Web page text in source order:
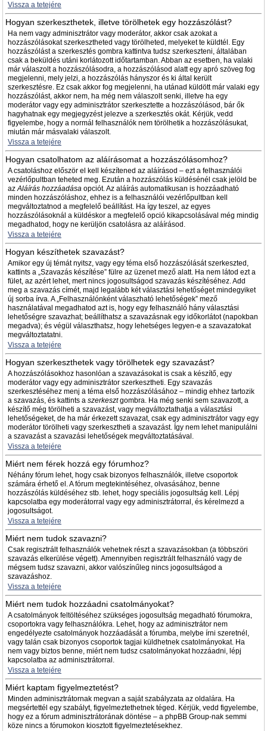
Vissza a tetejére
Hogyan szerkeszthetek, illetve törölhetek egy hozzászólást?
Ha nem vagy adminisztrátor vagy moderátor, akkor csak azokat a
hozzászólásokat szerkesztheted vagy törölheted, melyeket te küldtél. Egy
hozzászólást a szerkesztés gombra kattintva tudsz szerkeszteni, általában
csak a beküldés utáni korlátozott időtartamban. Abban az esetben, ha valaki
már válaszolt a hozzászólásodra, a hozzászólásod alatt egy apró szöveg fog
megjelenni, mely jelzi, a hozzászólás hányszor és ki által került
szerkesztésre. Ez csak akkor fog megjelenni, ha utánad küldött már valaki egy
hozzászólást, akkor nem, ha még nem válaszolt senki, illetve ha egy
moderátor vagy egy adminisztrátor szerkesztette a hozzászólásod, bár ők
hagyhatnak egy megjegyzést jelezve a szerkesztés okát. Kérjük, vedd
figyelembe, hogy a normál felhasználók nem törölhetik a hozzászólásukat,
miután már másvalaki válaszolt.
Vissza a tetejére
Hogyan csatolhatom az aláírásomat a hozzászólásomhoz?
A csatoláshoz először el kell készítened az aláírásod – ezt a felhasználói
vezérlőpultban teheted meg. Ezután a hozzászólás küldésénél csak jelöld be
azAláírás hozzáadása opciót. Az aláírás automatikusan is hozzáadható
minden hozzászóláshoz, ehhez is a felhasználói vezérlőpultban kell
megváltoztatnod a megfelelő beállítást. Ha így teszel, az egyes
hozzászólásoknál a küldéskor a megfelelő opció kikapcsolásával még mindig
megadhatod, hogy ne kerüljön csatolásra az aláírásod.
Vissza a tetejére
Hogyan készíthetek szavazást?
Amikor egy új témát nyitsz, vagy egy téma első hozzászólását szerkeszted,
kattints a „Szavazás készítése” fülre az üzenet mező alatt. Ha nem látod ezt a
fület, az azért lehet, mert nincs jogosultságod szavazás készítéséhez. Add
meg a szavazás címét, majd legalább két választási lehetőséget mindegyiket
új sorba írva. A „Felhasználónként válaszható lehetőségek” mező
használatával megadhatod azt is, hogy egy felhasználó hány választási
lehetőségre szavazhat; beállíthatsz a szavazásnak egy időkorlátot (napokban
megadva); és végül választhatsz, hogy lehetséges legyen-e a szavazatokat
megváltoztatatni.
Vissza a tetejére
Hogyan szerkeszthetek vagy törölhetek egy szavazást?
A hozzászólásokhoz hasonlóan a szavazásokat is csak a készítő, egy
moderátor vagy egy adminisztrátor szerkesztheti. Egy szavazás
szerkesztéséhez menj a téma első hozzászólásához – mindig ehhez tartozik
a szavazás, és kattints a szerkesztgombra. Ha még senki sem szavazott, a
készítő még törölheti a szavazást, vagy megváltoztathatja a választási
lehetőségeket, de ha már érkezett szavazat, csak egy adminisztrátor vagy egy
moderátor törölheti vagy szerkesztheti a szavazást. Így nem lehet manipulálni
a szavazást a szavazási lehetőségek megváltoztatásával.
Vissza a tetejére
Miért nem férek hozzá egy fórumhoz?
Néhány fórum lehet, hogy csak bizonyos felhasználók, illetve csoportok
számára érhető el. A fórum megtekintéséhez, olvasásához, benne
hozzászólás küldéséhez stb. lehet, hogy speciális jogosultság kell. Lépj
kapcsolatba egy moderátorral vagy egy adminisztrátorral, és kérelmezd a
jogosultságot.
Vissza a tetejére
Miért nem tudok szavazni?
Csak regisztrált felhasználók vehetnek részt a szavazásokban (a többszöri
szavazás elkerülése végett). Amennyiben regisztrált felhasználó vagy de
mégsem tudsz szavazni, akkor valószínűleg nincs jogosultságod a
szavazáshoz.
Vissza a tetejére
Miért nem tudok hozzáadni csatolmányokat?
A csatolmányok feltöltéséhez szükséges jogosultság megadható fórumokra,
csoportokra vagy felhasználókra. Lehet, hogy az adminisztrátor nem
engedélyezte csatolmányok hozzáadását a fórumba, melybe írni szeretnél,
vagy talán csak bizonyos csoportok tagjai küldhetnek csatolmányokat. Ha
nem vagy biztos benne, miért nem tudsz csatolmányokat hozzáadni, lépj
kapcsolatba az adminisztrátorral.
Vissza a tetejére
Miért kaptam figyelmeztetést?
Minden adminisztrátornak megvan a saját szabályzata az oldalára. Ha
megsértettél egy szabályt, figyelmeztethetnek téged. Kérjük, vedd figyelembe,
hogy ez a fórum adminisztrátorának döntése – a phpBB Group-nak semmi
köze nincs a fórumokon kiosztott figyelmeztetésekhez.